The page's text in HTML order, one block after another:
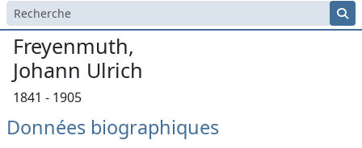
Freyenmuth,
Johann Ulrich
1841 - 1905
Données biographiques